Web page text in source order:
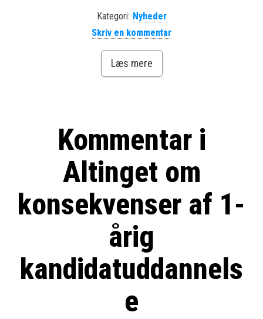
Kategori: Nyheder
Skriv en kommentar
Læs mere
Kommentar i
Altinget om
konsekvenser af 1-
årig
kandidatuddannels
e